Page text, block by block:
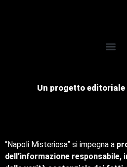
Un progetto
“Napoli Misteriosa” si impegna a
dell’informazione